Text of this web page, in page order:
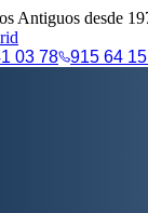
Antiguos desde
03 78 915 64